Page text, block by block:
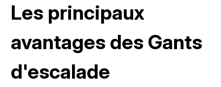
Les principaux
avantages des Gants
d'escalade